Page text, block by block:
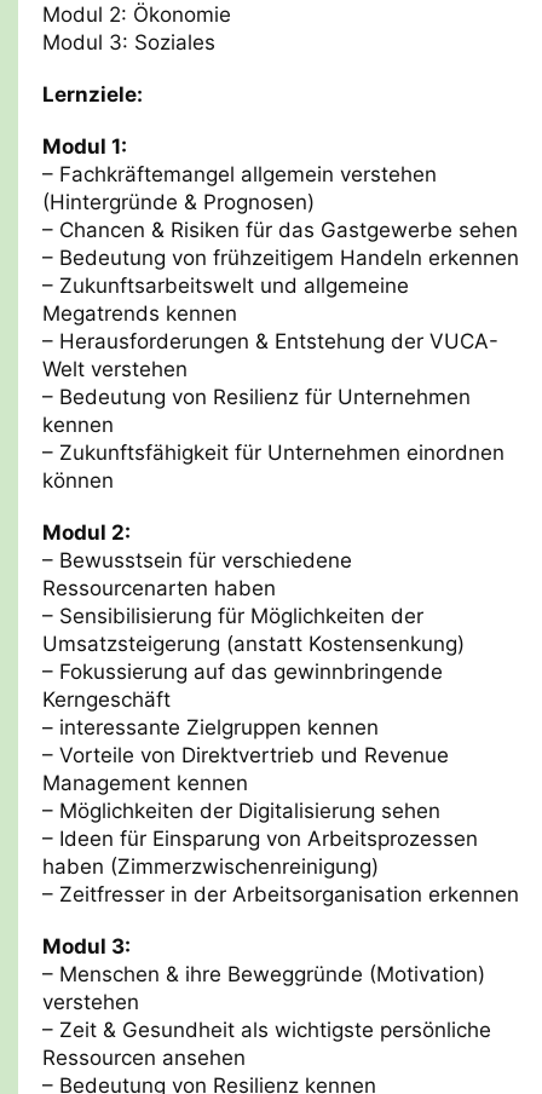
Modul 2: Ökonomie
Modul 3: Soziales
Lernziele:
Modul 1:
– Fachkräftemangel allgemein verstehen
(Hintergründe & Prognosen)
– Chancen & Risiken für das Gastgewerbe sehen
– Bedeutung von frühzeitigem Handeln erkennen
– Zukunftsarbeitswelt und allgemeine
Megatrends kennen
– Herausforderungen & Entstehung der VUCA-
Welt verstehen
– Bedeutung von Resilienz für Unternehmen
kennen
– Zukunftsfähigkeit für Unternehmen einordnen
können
Modul 2:
– Bewusstsein für verschiedene
Ressourcenarten haben
– Sensibilisierung für Möglichkeiten der
Umsatzsteigerung (anstatt Kostensenkung)
– Fokussierung auf das gewinnbringende
Kerngeschäft
– interessante Zielgruppen kennen
– Vorteile von Direktvertrieb und Revenue
Management kennen
– Möglichkeiten der Digitalisierung sehen
– Ideen für Einsparung von Arbeitsprozessen
haben (Zimmerzwischenreinigung)
– Zeitfresser in der Arbeitsorganisation erkennen
Modul 3:
– Menschen & ihre Beweggründe (Motivation)
verstehen
– Zeit & Gesundheit als wichtigste persönliche
Ressourcen ansehen
– Bedeutung von Resilienz kennen